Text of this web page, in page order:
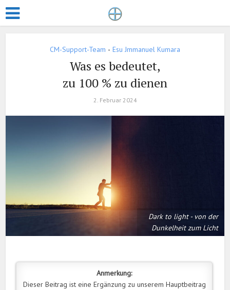
CM-Support-Team • Esu Jmmanuel Kumara
Was es bedeutet,
zu 100 % zu dienen
2. Februar 2024
Dark to light - von der
Dunkelheit zum Licht
Anmerkung:
Dieser Beitrag ist eine Ergänzung zu unserem Hauptbeitrag